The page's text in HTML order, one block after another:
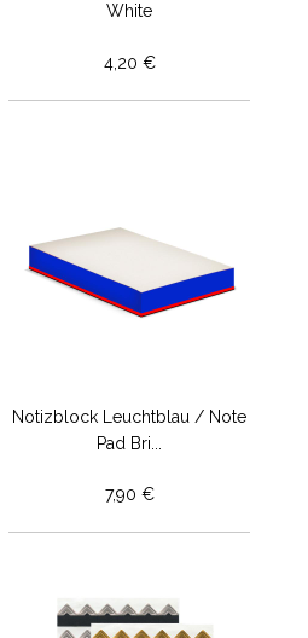
White
4,20 €
Notizblock Leuchtblau / Note
Pad Bri...
7,90 €